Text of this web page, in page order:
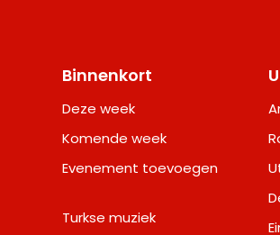
Binnenkort
Deze week
Komende week
Evenement toevoegen
Turkse muziek